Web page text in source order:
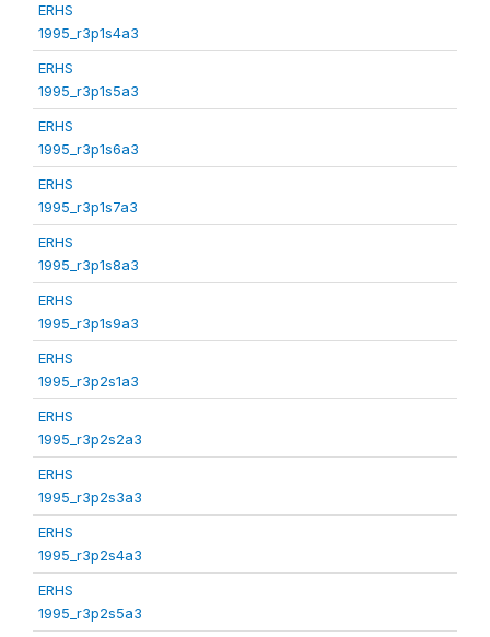
ERHS
1995_r3p1s4a3
ERHS
1995_r3p1s5a3
ERHS
1995_r3p1s6a3
ERHS
1995_r3p1s7a3
ERHS
1995_r3p1s8a3
ERHS
1995_r3p1s9a3
ERHS
1995_r3p2s1a3
ERHS
1995_r3p2s2a3
ERHS
1995_r3p2s3a3
ERHS
1995_r3p2s4a3
ERHS
1995_r3p2s5a3